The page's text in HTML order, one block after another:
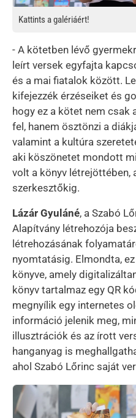
Kattints a galériáért!
- A kötetben lévő
leírt versek egyfajta
és a mai fiatalok között.
kifejezzék érzéseiket és
hogy ez a kötet nem csak
fel, hanem ösztönzi a
valamint a kultúra
aki köszönetet mondott
volt a könyv létrejöttében,
szerkesztőkig.
Lázár Gyuláné, a Szabó
Alapítvány létrehozója
létrehozásának
nyomtatásig. Elmondta,
könyve, amely
könyv tartalmaz egy QR
megnyílik egy internetes
információ jelenik meg,
illusztrációk és az írott
hanganyag is
ahol Szabó Lőrinc saját
Kép